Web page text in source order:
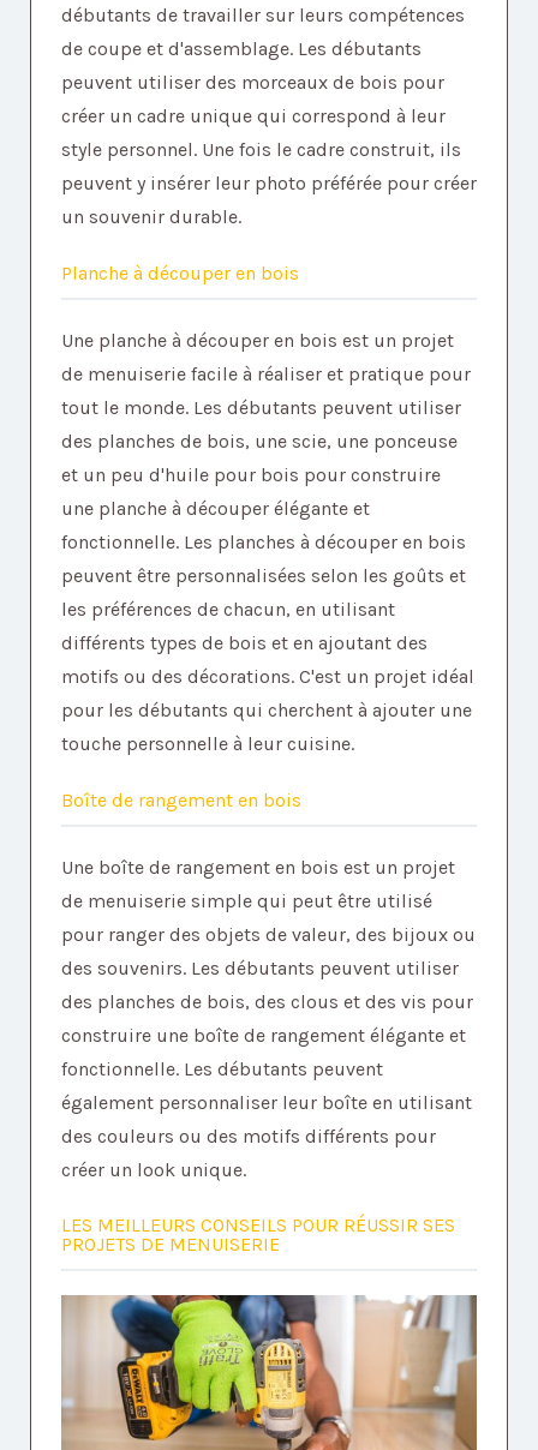
débutants de travailler sur leurs compétences
de coupe et d'assemblage. Les débutants
peuvent utiliser des morceaux de bois pour
créer un cadre unique qui correspond à leur
style personnel. Une fois le cadre construit, ils
peuvent y insérer leur photo préférée pour créer
un souvenir durable.
Planche à découper en bois
Une planche à découper en bois est un projet
de menuiserie facile à réaliser et pratique pour
tout le monde. Les débutants peuvent utiliser
des planches de bois, une scie, une ponceuse
et un peu d'huile pour bois pour construire
une planche à découper élégante et
fonctionnelle. Les planches à découper en bois
peuvent être personnalisées selon les goûts et
les préférences de chacun, en utilisant
différents types de bois et en ajoutant des
motifs ou des décorations. C'est un projet idéal
pour les débutants qui cherchent à ajouter une
touche personnelle à leur cuisine.
Boîte de rangement en bois
Une boîte de rangement en bois est un projet
de menuiserie simple qui peut être utilisé
pour ranger des objets de valeur, des bijoux ou
des souvenirs. Les débutants peuvent utiliser
des planches de bois, des clous et des vis pour
construire une boîte de rangement élégante et
fonctionnelle. Les débutants peuvent
également personnaliser leur boîte en utilisant
des couleurs ou des motifs différents pour
créer un look unique.
LES MEILLEURS CONSEILS POUR RÉUSSIR SES
PROJETS DE MENUISERIE